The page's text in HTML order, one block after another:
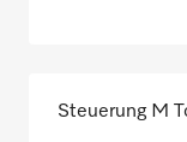
Steuerung M